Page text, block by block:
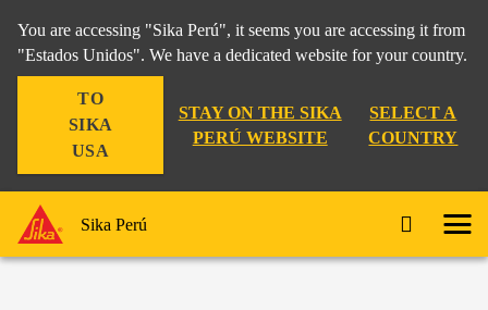
You are accessing "Sika Perú", it seems you are accessing it from
"Estados Unidos". We have a dedicated website for your country.
TO
SIKA
USA
STAY ON THE SIKA
PERÚ WEBSITE
SELECT A
COUNTRY
Sika Perú